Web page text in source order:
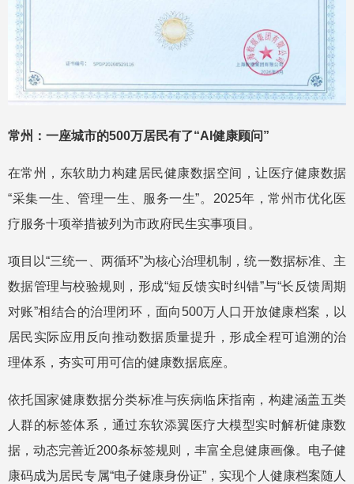
常州：一座城市的500万居民有了“AI健康顾问”
在常州，东软助力构建居民健康数据空间，让医疗健康数据
“采集一生、管理一生、服务一生”。2025年，常州市优化医
疗服务十项举措被列为市政府民生实事项目。
项目以“三统一、两循环”为核心治理机制，统一数据标准、主
数据管理与校验规则，形成“短反馈实时纠错”与“长反馈周期
对账”相结合的治理闭环，面向500万人口开放健康档案，以
居民实际应用反向推动数据质量提升，形成全程可追溯的治
理体系，夯实可用可信的健康数据底座。
依托国家健康数据分类标准与疾病临床指南，构建涵盖五类
人群的标签体系，通过东软添翼医疗大模型实时解析健康数
据，动态完善近200条标签规则，丰富全息健康画像。电子健
康码成为居民专属“电子健康身份证”，实现个人健康档案随人